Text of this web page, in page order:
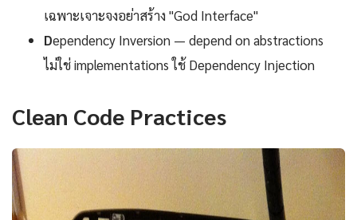
เฉพาะเจาะจงอย่าสร้าง "God Interface"
Dependency Inversion — depend on abstractions
ไม่ใช่ implementations ใช้ Dependency Injection
Clean Code Practices